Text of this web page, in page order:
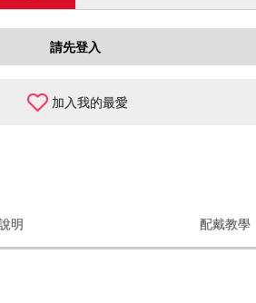
請先登入
加入我的最愛
明 配戴教學